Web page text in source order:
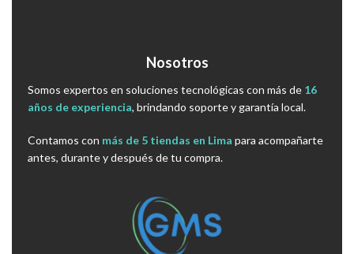
Nosotros
Somos expertos en soluciones tecnológicas con más de 16
años de experiencia, brindando soporte y garantía local.
Contamos con más de 5 tiendas en Lima para acompañarte
antes, durante y después de tu compra.